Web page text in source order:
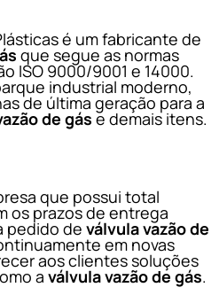
é um fabricante de
que segue as normas
ISO 9000/9001 e 14000.
industrial moderno,
de última geração para a
de gás e demais itens.
que possui total
os prazos de entrega
pedido de válvula vazão de
em novas
aos clientes soluções
a válvula vazão de gás.